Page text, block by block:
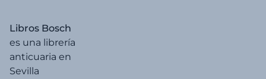
Libros Bosch
es una librería
anticuaria en
Sevilla